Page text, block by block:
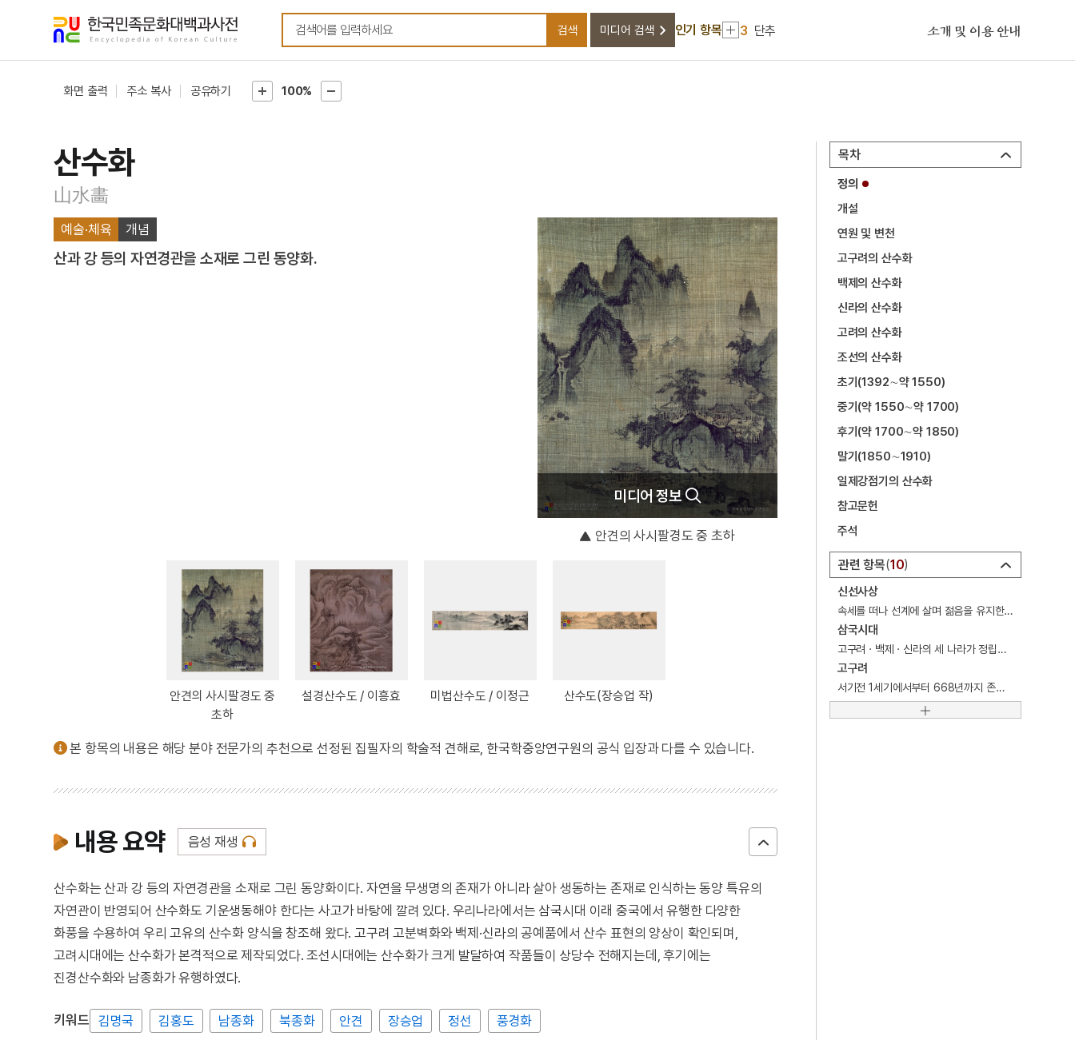
검색어를 입력하세요
검색 미디어 검색 인기 항목
3 단추
4 에바다학교
10 대진대학교
1 이민환
2 금성대군
3 단추
4 에바다학교
5 5·16
6 강산제
7 개
8 고부민란
9
고성 계승사 백악기 퇴적구조
10 대진대학교
소개 및 이용 안내
화면 출력 주소 복사 공유하기 100%
목차
정의
개설
연원 및 변천
고구려의 산수화
백제의 산수화
신라의 산수화
고려의 산수화
조선의 산수화
초기(1392∼약 1550)
중기(약 1550∼약 1700)
후기(약 1700∼약 1850)
말기(1850∼1910)
일제강점기의 산수화
참고문헌
주석
관련 항목 10
신선사상
속세를 떠나 선계에 살며 젊음을 유지한 채 장생불사한다는 신선의 존재에 이를 수 있다고 여기는 도교교리. 도교사상.
삼국시대
고구려 · 백제 · 신라의 세 나라가 정립하였던 한국사의 한 시기.
고구려
서기전 1세기에서부터 668년까지 존속한 고대 왕국.
산수화
山水畵
예술·체육 개념
산과 강 등의 자연경관을 소재로 그린 동양화.
미디어 정보
안견의 사시팔경도 중 초하
안견의 사시팔경도 중
초하
설경산수도 / 이흥효 미법산수도 / 이정근 산수도(장승업 작)
본 항목의 내용은 해당 분야 전문가의 추천으로 선정된 집필자의 학술적 견해로, 한국학중앙연구원의 공식 입장과 다를 수 있습니다.
내용 요약 음성 재생
산수화는 산과 강 등의 자연경관을 소재로 그린 동양화이다. 자연을 무생명의 존재가 아니라 살아 생동하는 존재로 인식하는 동양 특유의
자연관이 반영되어 산수화도 기운생동해야 한다는 사고가 바탕에 깔려 있다. 우리나라에서는 삼국시대 이래 중국에서 유행한 다양한
화풍을 수용하여 우리 고유의 산수화 양식을 창조해 왔다. 고구려 고분벽화와 백제·신라의 공예품에서 산수 표현의 양상이 확인되며,
고려시대에는 산수화가 본격적으로 제작되었다. 조선시대에는 산수화가 크게 발달하여 작품들이 상당수 전해지는데, 후기에는
진경산수화와 남종화가 유행하였다.
키워드 김명국 김홍도 남종화 북종화 안견 장승업 정선 풍경화